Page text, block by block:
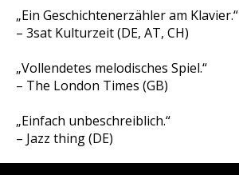
„Ein Geschichtenerzähler am Klavier.“
– 3sat Kulturzeit (DE, AT, CH)
„Vollendetes melodisches Spiel.“
– The London Times (GB)
„Einfach unbeschreiblich.“
– Jazz thing (DE)